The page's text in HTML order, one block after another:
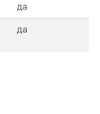
да
да